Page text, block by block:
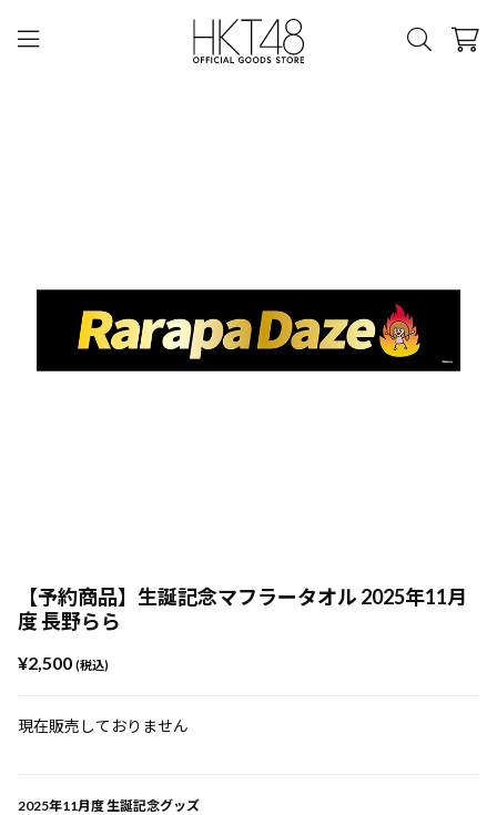
【予約商品】生誕記念マフラータオル 2025年11月
度 長野らら
¥2,500 (税込)
現在販売しておりません
2025年11月度 生誕記念グッズ